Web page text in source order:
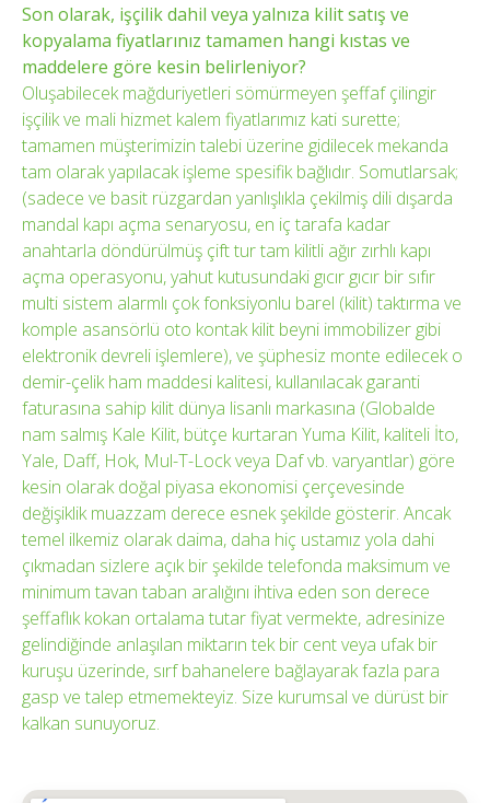
Son olarak, işçilik dahil veya yalnıza kilit satış ve
kopyalama fiyatlarınız tamamen hangi kıstas ve
maddelere göre kesin belirleniyor?
Oluşabilecek mağduriyetleri sömürmeyen şeffaf çilingir
işçilik ve mali hizmet kalem fiyatlarımız kati surette;
tamamen müşterimizin talebi üzerine gidilecek mekanda
tam olarak yapılacak işleme spesifik bağlıdır. Somutlarsak;
(sadece ve basit rüzgardan yanlışlıkla çekilmiş dili dışarda
mandal kapı açma senaryosu, en iç tarafa kadar
anahtarla döndürülmüş çift tur tam kilitli ağır zırhlı kapı
açma operasyonu, yahut kutusundaki gıcır gıcır bir sıfır
multi sistem alarmlı çok fonksiyonlu barel (kilit) taktırma ve
komple asansörlü oto kontak kilit beyni immobilizer gibi
elektronik devreli işlemlere), ve şüphesiz monte edilecek o
demir-çelik ham maddesi kalitesi, kullanılacak garanti
faturasına sahip kilit dünya lisanlı markasına (Globalde
nam salmış Kale Kilit, bütçe kurtaran Yuma Kilit, kaliteli İto,
Yale, Daff, Hok, Mul-T-Lock veya Daf vb. varyantlar) göre
kesin olarak doğal piyasa ekonomisi çerçevesinde
değişiklik muazzam derece esnek şekilde gösterir. Ancak
temel ilkemiz olarak daima, daha hiç ustamız yola dahi
çıkmadan sizlere açık bir şekilde telefonda maksimum ve
minimum tavan taban aralığını ihtiva eden son derece
şeffaflık kokan ortalama tutar fiyat vermekte, adresinize
gelindiğinde anlaşılan miktarın tek bir cent veya ufak bir
kuruşu üzerinde, sırf bahanelere bağlayarak fazla para
gasp ve talep etmemekteyiz. Size kurumsal ve dürüst bir
kalkan sunuyoruz.